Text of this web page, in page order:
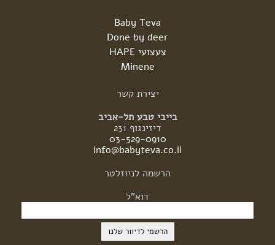
Baby Teva
Done by deer
צעצועי HAPE
Minene
יצירת קשר
בייבי טבע תל-אביב
דיזינגוף 231
03-529-0910
info@babyteva.co.il
הרשמה לניוזלטר
דוא"ל